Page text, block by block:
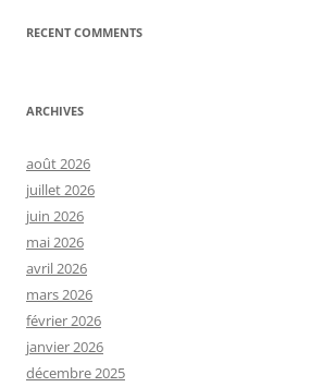
RECENT COMMENTS
ARCHIVES
août 2026
juillet 2026
juin 2026
mai 2026
avril 2026
mars 2026
février 2026
janvier 2026
décembre 2025